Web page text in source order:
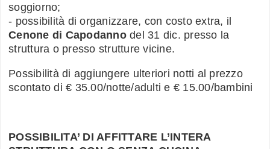
soggiorno;
- possibilità di organizzare, con costo extra, il
Cenone di Capodannodel 31 dic. presso la
struttura o presso strutture vicine.
Possibilità di aggiungere ulteriori notti al prezzo
scontato di € 35.00/notte/adulti e € 15.00/bambini
POSSIBILITA’ DI AFFITTARE L’INTERA